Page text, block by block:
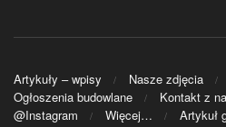
Artykuły – wpisy Nasze zdjęcia
Ogłoszenia budowlane
Kontakt z
@Instagram
Więcej… Artykuł